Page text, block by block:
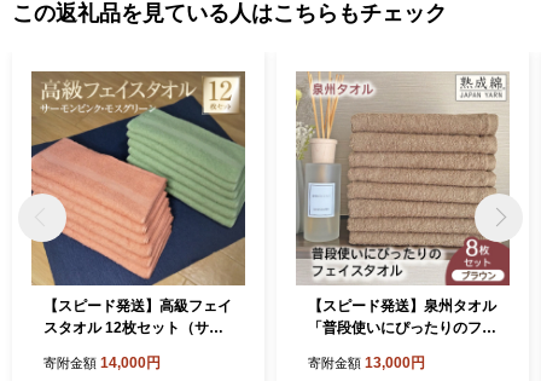
この返礼品を見ている人はこちらもチェック
【スピード発送】高級フェイ
スタオル 12枚セット（サー
【泉州タオル 国産 吸水 普段
寄附金額 14,000円
【スピード発送】泉州タオル
「普段使いにぴったりのフェ
ラウン）【泉州タオル 国産
寄附金額 13,000円